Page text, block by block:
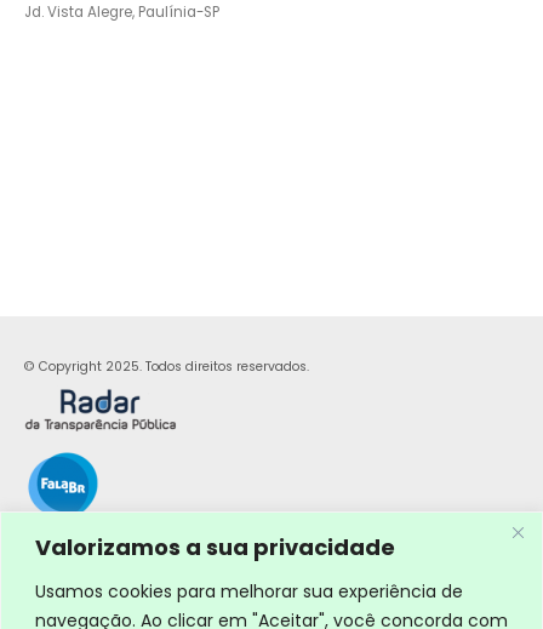
Valorizamos a sua privacidade
Usamos cookies para melhorar sua experiência de
navegação. Ao clicar em "Aceitar", você concorda com
Jd. Vista Alegre, Paulínia-SP
© Copyright 2025. Todos direitos reservados.